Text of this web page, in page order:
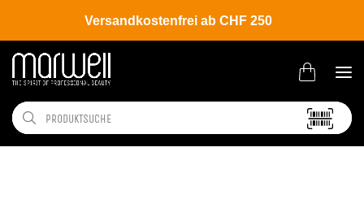
Versandkostenfrei ab CHF 250
Shop Brands Wella